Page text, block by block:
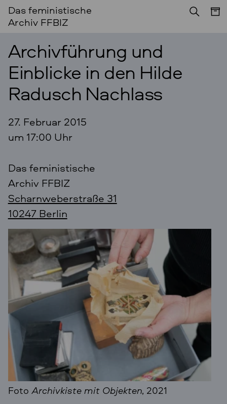
Das feministische
Archiv FFBIZ
Archivführung und
Einblicke in den Hilde
Radusch Nachlass
27. Februar 2015
um 17:00 Uhr
Das feministische
Archiv FFBIZ
Scharnweberstraße 31
10247 Berlin
Foto Archivkiste mit Objekten, 2021